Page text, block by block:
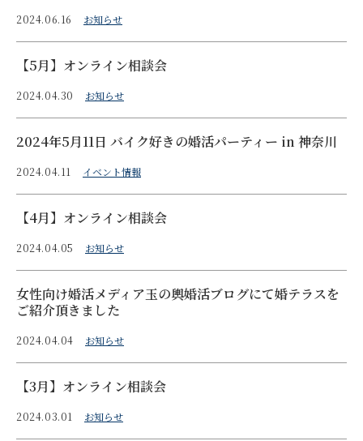
2024.06.16 お知らせ
【5月】オンライン相談会
2024.04.30 お知らせ
2024年5月11日 バイク好きの婚活パーティー in 神奈川
2024.04.11 イベント情報
【4月】オンライン相談会
2024.04.05 お知らせ
女性向け婚活メディア玉の輿婚活ブログにて婚テラスを
ご紹介頂きました
2024.04.04 お知らせ
【3月】オンライン相談会
2024.03.01 お知らせ